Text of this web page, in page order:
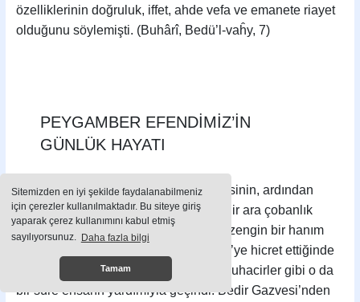
Sitemizden en iyi şekilde faydalanabilmeniz
için çerezler kullanılmaktadır. Bu siteye giriş
yaparak çerez kullanımını kabul etmiş
sayılıyorsunuz. Daha fazla bilgi
Tamam
özelliklerinin doğruluk, iffet, ahde vefa ve emanete riayet
olduğunu söylemişti. (Buhârî, Bedü’l-vaĥy, 7)
PEYGAMBER EFENDİMİZ’İN
GÜNLÜK HAYATI
Hz. Peygamber, Mekke’de önce dedesinin, ardından
amcasının himayesinde büyümüştü. Bir ara çobanlık
yapmış ve ticaretle uğraşmış, nihayet zengin bir hanım
olan Hz. Hatice ile evlenmişti. Medine’ye hicret ettiğinde
herhangi bir mal varlığı yoktu. Diğer muhacirler gibi o da
bir süre ensarın yardımıyla geçindi. Bedir Gazvesi’nden